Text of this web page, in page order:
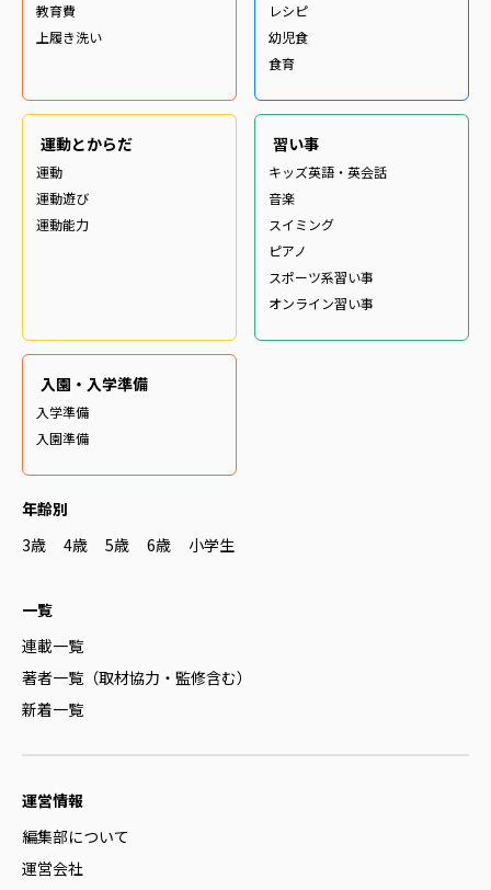
教育費
上履き洗い
レシピ
幼児食
食育
運動とからだ
運動
運動遊び
運動能力
習い事
キッズ英語・英会話
音楽
スイミング
ピアノ
スポーツ系習い事
オンライン習い事
入園・入学準備
入学準備
入園準備
年齢別
3歳
4歳 5歳 6歳 小学生
一覧
連載一覧
著者一覧（取材協力・監修含む）
新着一覧
運営情報
編集部について
運営会社